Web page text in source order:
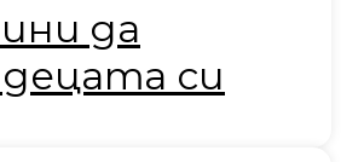
да
си